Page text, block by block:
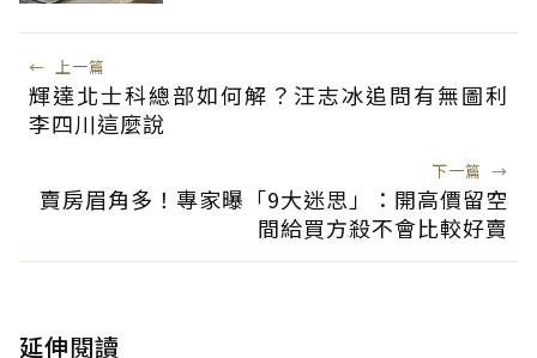
← 上一篇
輝達北士科總部如何解？汪志冰追問有無圖利
李四川這麼說
下一篇 →
賣房眉角多！專家曝「9大迷思」：開高價留空
間給買方殺不會比較好賣
延伸閱讀